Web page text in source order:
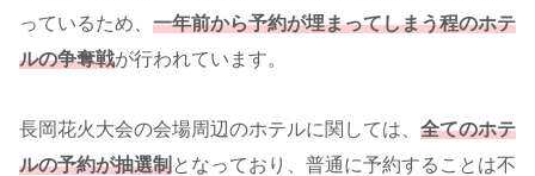
っているため、 一年前から予約が埋まってしまう程のホテ
ルの争奪戦が行われています。
長岡花火大会の会場周辺のホテルに関しては、 全てのホテ
ルの予約が抽選制となっており、普通に予約することは不